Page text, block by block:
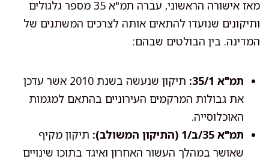
מאז אישורה הראשוני, עברה תמ"א 35 מספר גלגולים
ותיקונים שנועדו להתאים אותה לצרכים המשתנים של
המדינה. בין הבולטים שבהם:
תמ"א 35/1:
תיקון שנעשה בשנת 2010 אשר עדכן
את גבולות המרקמים העירוניים בהתאם למגמות
האוכלוסייה.
תמ"א 35/ב/1 (התיקון המשולב):
תיקון מקיף
שאושר במהלך העשור האחרון ואיגד בתוכו שינויים